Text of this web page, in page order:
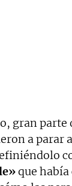
gran parte
a parar
que